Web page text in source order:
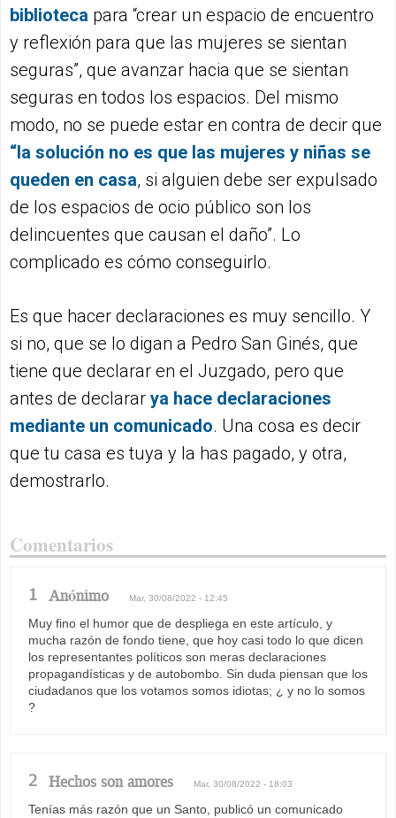
biblioteca para “crear un espacio de encuentro
y reflexión para que las mujeres se sientan
seguras”, que avanzar hacia que se sientan
seguras en todos los espacios. Del mismo
modo, no se puede estar en contra de decir que
“la solución no es que las mujeres y niñas se
queden en casa, si alguien debe ser expulsado
de los espacios de ocio público son los
delincuentes que causan el daño”. Lo
complicado es cómo conseguirlo.
Es que hacer declaraciones es muy sencillo. Y
si no, que se lo digan a Pedro San Ginés, que
tiene que declarar en el Juzgado, pero que
antes de declarar ya hace declaraciones
mediante un comunicado. Una cosa es decir
que tu casa es tuya y la has pagado, y otra,
demostrarlo.
Comentarios
1 Anónimo Mar, 30/08/2022 - 12:45
Muy fino el humor que de despliega en este artículo, y
mucha razón de fondo tiene, que hoy casi todo lo que dicen
los representantes políticos son meras declaraciones
propagandísticas y de autobombo. Sin duda piensan que los
ciudadanos que los votamos somos idiotas; ¿ y no lo somos
?
2 Hechos son amores Mar, 30/08/2022 - 18:03
Tenías más razón que un Santo, publicó un comunicado